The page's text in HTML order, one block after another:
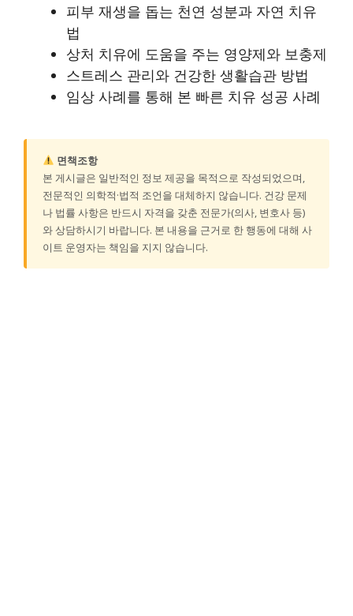
피부 재생을 돕는 천연 성분과 자연 치유
법
상처 치유에 도움을 주는 영양제와 보충제
스트레스 관리와 건강한 생활습관 방법
임상 사례를 통해 본 빠른 치유 성공 사례
면책조항
본 게시글은 일반적인 정보 제공을 목적으로 작성되었으며,
전문적인 의학적·법적 조언을 대체하지 않습니다. 건강 문제
나 법률 사항은 반드시 자격을 갖춘 전문가(의사, 변호사 등)
와 상담하시기 바랍니다. 본 내용을 근거로 한 행동에 대해 사
이트 운영자는 책임을 지지 않습니다.